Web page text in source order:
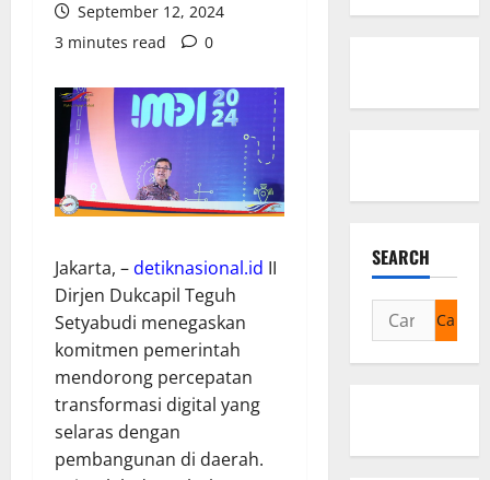
September 12, 2024
3 minutes read
0
Jakarta, –detiknasional.id II
Dirjen Dukcapil Teguh
Setyabudi menegaskan
komitmen pemerintah
mendorong percepatan
transformasi digital yang
selaras dengan
pembangunan di daerah.
SEARCH
Cari
untuk: